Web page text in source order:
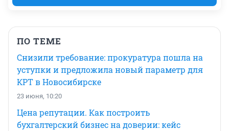
ПО ТЕМЕ
Снизили требование: прокуратура пошла на
уступки и предложила новый параметр для
КРТ в Новосибирске
23 июня, 10:20
Цена репутации. Как построить
бухгалтерский бизнес на доверии: кейс